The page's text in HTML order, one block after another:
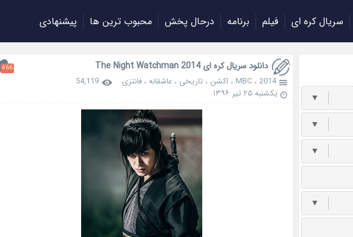
سریال کره ای فیلم برنامه درحال پخش محبوب ترین ها پیشنهادی
دانلود سریال کره ای The Night Watchman 2014 466
2014 ، MBC ، اکشن ، تاریخی ، عاشقانه ، فانتزی
54,119
یکشنبه ۲۵ تیر ۱۳۹۶
▼
▼
▼
▼